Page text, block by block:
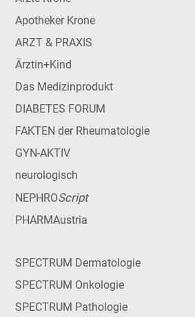
Apotheker Krone
ARZT & PRAXIS
Ärztin+Kind
Das Medizinprodukt
DIABETES FORUM
FAKTEN der Rheumatologie
GYN-AKTIV
neurologisch
NEPHROScript
PHARMAustria
SPECTRUM Dermatologie
SPECTRUM Onkologie
SPECTRUM Pathologie